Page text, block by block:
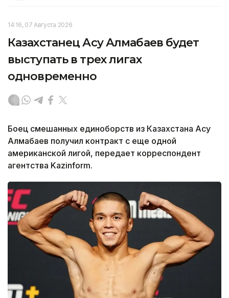
14:16, 07 Августа 2026
Казахстанец Асу Алмабаев будет
выступать в трех лигах
одновременно
Боец смешанных единоборств из Казахстана Асу
Алмабаев получил контракт с еще одной
американской лигой, передает корреспондент
агентства Kazinform.